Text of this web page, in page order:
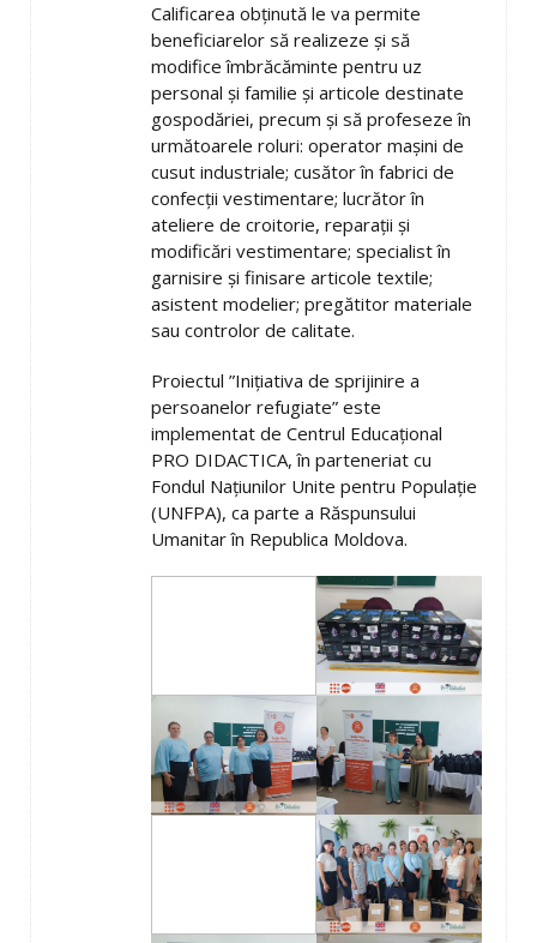
Calificarea obținută le va permite
beneficiarelor să realizeze și să
modifice îmbrăcăminte pentru uz
personal și familie și articole destinate
gospodăriei, precum și să profeseze în
următoarele roluri: operator mașini de
cusut industriale; cusător în fabrici de
confecții vestimentare; lucrător în
ateliere de croitorie, reparații și
modificări vestimentare; specialist în
garnisire și finisare articole textile;
asistent modelier; pregătitor materiale
sau controlor de calitate.
Proiectul ”Inițiativa de sprijinire a
persoanelor refugiate” este
implementat de Centrul Educațional
PRO DIDACTICA, în parteneriat cu
Fondul Națiunilor Unite pentru Populație
(UNFPA), ca parte a Răspunsului
Umanitar în Republica Moldova.